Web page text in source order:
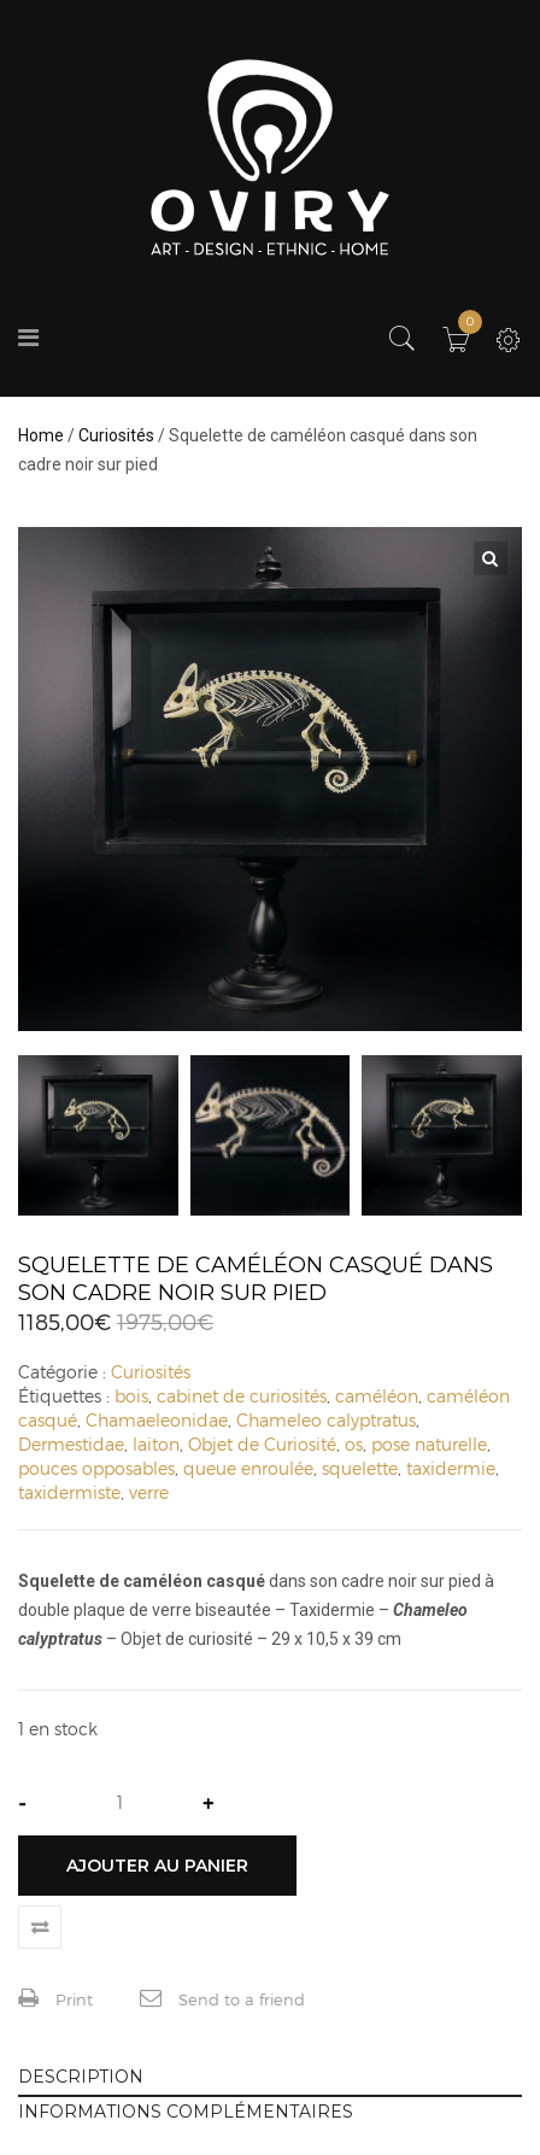
0
Home /Curiosités / Squelette de caméléon casqué dans son
cadre noir sur pied
SQUELETTE DE CAMÉLÉON CASQUÉ DANS
SON CADRE NOIR SUR PIED
1975,00€
1185,00€
Catégorie : Curiosités
Étiquettes : bois cabinet de curiosités caméléon caméléon
casqué Chamaeleonidae Chameleo calyptratus
Dermestidae laiton Objet de Curiosité os pose naturelle
pouces opposables queue enroulée squelette taxidermie
taxidermiste verre
Squelette de caméléon casquédans son cadre noir sur pied à
double plaque de verre biseautée – Taxidermie – Chameleo
calyptratus – Objet de curiosité – 29 x 10,5 x 39 cm
1 en stock
- +
AJOUTER AU PANIER
Print Send to a friend
DESCRIPTION
INFORMATIONS COMPLÉMENTAIRES